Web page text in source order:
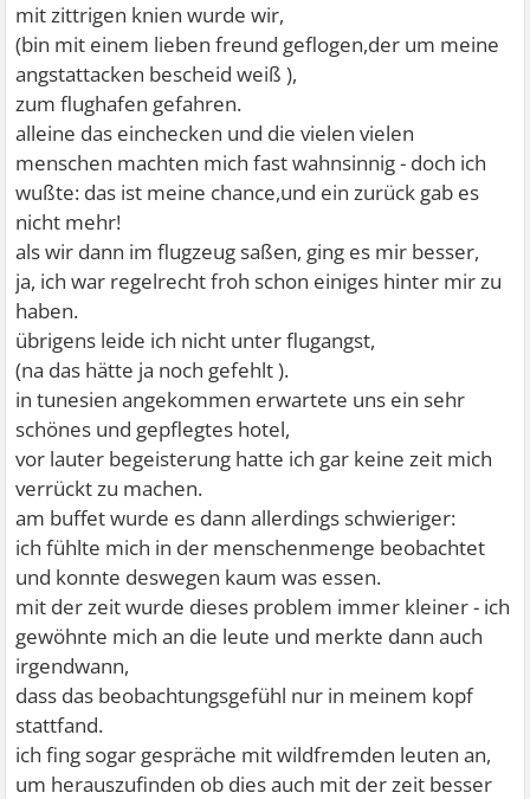
mit zittrigen knien wurde wir,
(bin mit einem lieben freund geflogen,der um meine
angstattacken bescheid weiß ),
zum flughafen gefahren.
alleine das einchecken und die vielen vielen
menschen machten mich fast wahnsinnig - doch ich
wußte: das ist meine chance,und ein zurück gab es
nicht mehr!
als wir dann im flugzeug saßen, ging es mir besser,
ja, ich war regelrecht froh schon einiges hinter mir zu
haben.
übrigens leide ich nicht unter flugangst,
(na das hätte ja noch gefehlt ).
in tunesien angekommen erwartete uns ein sehr
schönes und gepflegtes hotel,
vor lauter begeisterung hatte ich gar keine zeit mich
verrückt zu machen.
am buffet wurde es dann allerdings schwieriger:
ich fühlte mich in der menschenmenge beobachtet
und konnte deswegen kaum was essen.
mit der zeit wurde dieses problem immer kleiner - ich
gewöhnte mich an die leute und merkte dann auch
irgendwann,
dass das beobachtungsgefühl nur in meinem kopf
stattfand.
ich fing sogar gespräche mit wildfremden leuten an,
um herauszufinden ob dies auch mit der zeit besser